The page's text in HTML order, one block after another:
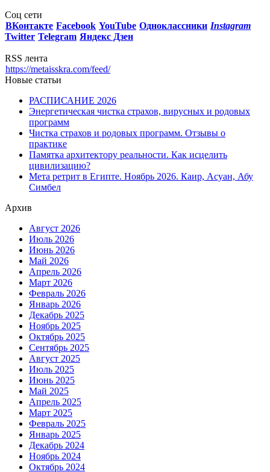
Соц сети
ВКонтакте Facebook YouTube Одноклассники Instagram
Twitter Telegram Яндекс Дзен
RSS лента
https://metaisskra.com/feed/
Новые статьи
РАСПИСАНИЕ 2026
Энергетическая чистка страхов, вирусных и родовых
программ
Чистка страхов и родовых программ. Отзывы о
практике
Памятка архитектору реальности. Как исцелить
цивилизацию?
Мета ретрит в Египте. Ноябрь 2026. Каир, Асуан, Абу
Симбел
Архив
Август 2026
Июль 2026
Июнь 2026
Май 2026
Апрель 2026
Март 2026
Февраль 2026
Январь 2026
Декабрь 2025
Ноябрь 2025
Октябрь 2025
Сентябрь 2025
Август 2025
Июль 2025
Июнь 2025
Май 2025
Апрель 2025
Март 2025
Февраль 2025
Январь 2025
Декабрь 2024
Ноябрь 2024
Октябрь 2024